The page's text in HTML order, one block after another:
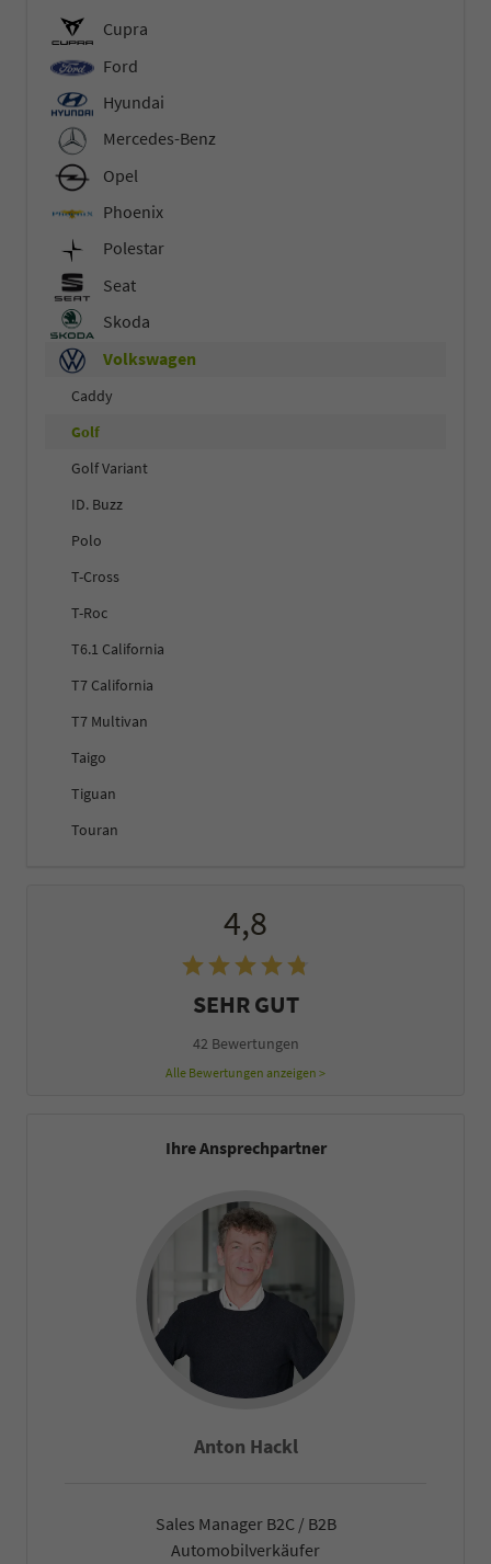
Cupra
Ford
Hyundai
Mercedes-Benz
Opel
Phoenix
Polestar
Seat
Skoda
Volkswagen
Caddy
Golf
Golf Variant
ID. Buzz
Polo
T-Cross
T-Roc
T6.1 California
T7 California
T7 Multivan
Taigo
Tiguan
Touran
4,8
SEHR GUT
42 Bewertungen
Alle Bewertungen anzeigen >
Ihre Ansprechpartner
Anton Hackl
Sales Manager B2C / B2B
Automobilverkäufer